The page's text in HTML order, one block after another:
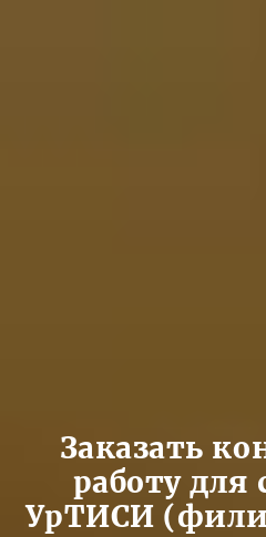
Заказать
работу для
УрТИСИ